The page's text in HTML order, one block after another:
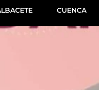
CUENCA